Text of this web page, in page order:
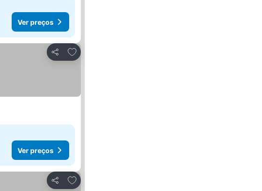
Ver preços
Partilhar
Adicionar aos favoritos
Ver preços
Partilhar
Adicionar aos favoritos